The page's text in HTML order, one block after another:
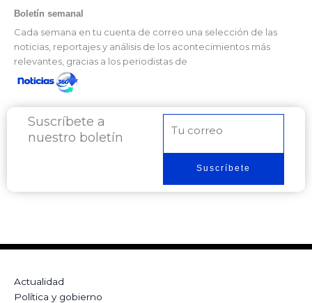
Boletín semanal
Cada semana en tu cuenta de correo una selección de las
noticias, reportajes y análisis de los acontecimientos más
relevantes, gracias a los periodistas de
Suscríbete a
nuestro boletín
electrónico
Suscríbete
Actualidad
Política y gobierno